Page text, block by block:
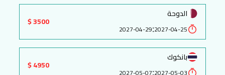
الدوحة
2027-04-25
:
2027-04-29
3500 $
بانكوك
:
4950 $